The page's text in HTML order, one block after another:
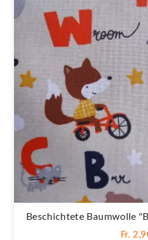
Beschichtete Baumwolle
Fr.